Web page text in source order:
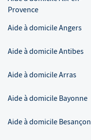
Provence
Aide à domicileAngers
Aide à domicileAntibes
Aide à domicileArras
Aide à domicile Bayonne
Aide à domicile Besançon